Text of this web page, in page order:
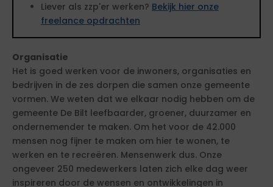
Liever als zzp'er werken? Bekijk hier onze
freelance opdrachten
Organisatie
Het is goed werken voor de inwoners, organisaties en
bedrijven in de zes dorpen die samen onze gemeente
vormen. We weten dat we elkaar nodig hebben om de
gemeente De Bilt leefbaarder, groener, duurzamer en
ondernemender te maken. Om het voor de 42.000
mensen nog fijner te maken om hier te wonen, te
werken en te recreëren. Mensenwerk dus. Onze
ongeveer 250 medewerkers laten zich elke dag weer
inspireren door de wensen en ontwikkelingen in